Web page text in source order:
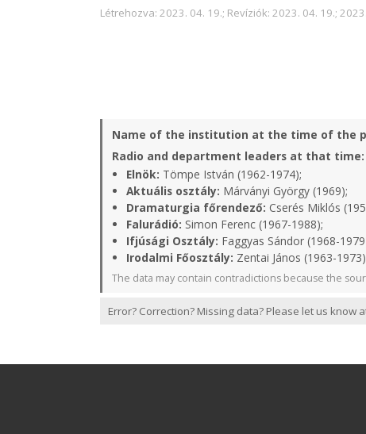
Létrehozva: 2023. 04. 19.; Revíziók: 2023. 04. 19.;
Name of the institution at the time of the
Radio and department leaders at that time:
Elnök: Tömpe István (1962-1974);
Aktuális osztály: Márványi György (1969);
Dramaturgia főrendező: Cserés Miklós
Falurádió: Simon Ferenc (1967-1988);
Ifjúsági Osztály: Faggyas Sándor (1968-
Irodalmi Főosztály: Zentai János (1963-
The data may contain contradictions because the
Error? Correction? Missing data? Please let us